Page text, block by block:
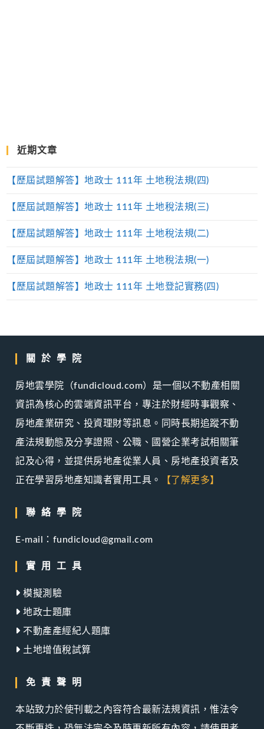
近期文章
【歷屆試題解答】地政士 111年 土地稅法規(四)
【歷屆試題解答】地政士 111年 土地稅法規(三)
【歷屆試題解答】地政士 111年 土地稅法規(二)
【歷屆試題解答】地政士 111年 土地稅法規(一)
【歷屆試題解答】地政士 111年 土地登記實務(四)
關於學院
房地雲學院（fundicloud.com）是一個以不動產相關
資訊為核心的雲端資訊平台，專注於財經時事觀察、
房地產業研究、投資理財等訊息。同時長期追蹤不動
產法規動態及分享證照、公職、國營企業考試相關筆
記及心得，並提供房地產從業人員、房地產投資者及
正在學習房地產知識者實用工具。
【了解更多】
聯絡學院
E-mail：fundicloud@gmail.com
實用工具
模擬測驗
地政士題庫
不動產產經紀人題庫
土地增值稅試算
免責聲明
本站致力於使刊載之內容符合最新法規資訊，惟法令